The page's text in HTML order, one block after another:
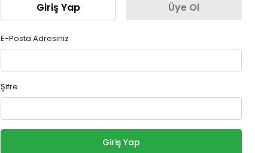
Giriş Yap Üye Ol
E-Posta Adresiniz
Şifre
Giriş Yap